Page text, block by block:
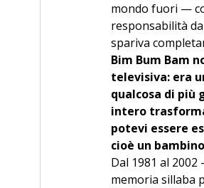
mondo fuori —
responsabilità
spariva
Bim Bum Bam
televisiva: era
qualcosa di più
intero
potevi essere
cioè un
Dal 1981 al
memoria sillaba